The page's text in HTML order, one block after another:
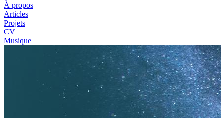
À propos
Articles
Projets
CV
Musique